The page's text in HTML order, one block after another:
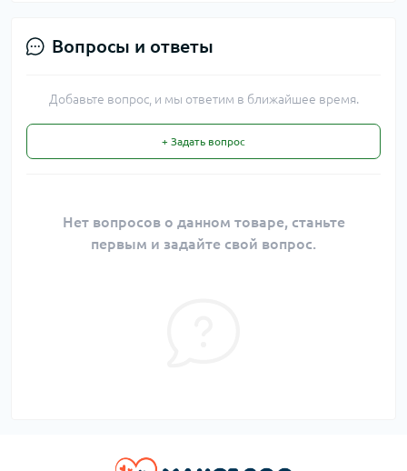
Вопросы и ответы
Добавьте вопрос, и мы ответим в ближайшее время.
+ Задать вопрос
Нет вопросов о данном товаре, станьте
первым и задайте свой вопрос.